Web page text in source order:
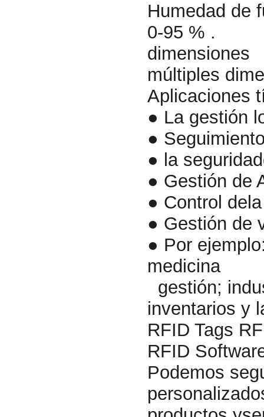
Humedad de
0-95 % .
dimensiones
múltiples
Aplicaciones
● La gestión
●
● la
● Gestión de
● Control
● Gestión de
● Por
medicina
gestión;
inventarios y
RFID Tags
RFID
Podemos